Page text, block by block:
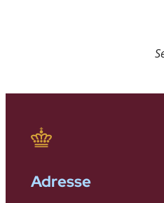
Adresse